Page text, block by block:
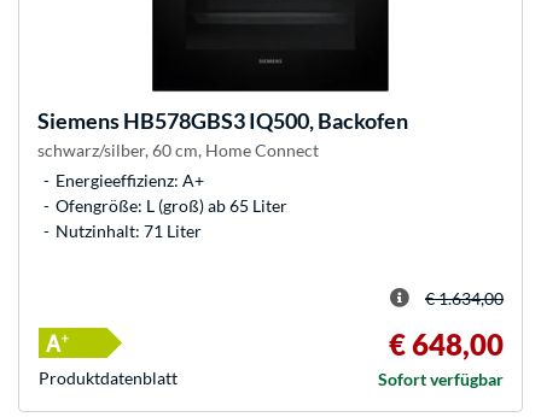
SiemensHB578GBS3 IQ500, Backofen
schwarz/silber, 60 cm, Home Connect
Energieeffizienz: A+
Ofengröße: L (groß) ab 65 Liter
Nutzinhalt: 71 Liter
€ 1.634,00
€ 648,00
Sofort verfügbar
Produkt­datenblatt